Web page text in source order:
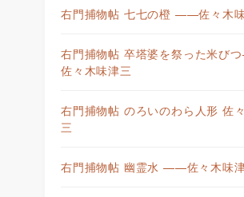
右門捕物帖 七七の橙 ——佐々木
右門捕物帖 卒塔婆を祭った米び
佐々木味津三
右門捕物帖 のろいのわら人形 佐
三
右門捕物帖 幽霊水 ——佐々木味